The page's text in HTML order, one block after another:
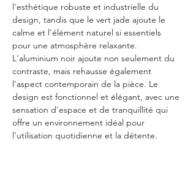
l'esthétique robuste et industrielle du
design, tandis que le vert jade ajoute le
calme et l'élément naturel si essentiels
pour une atmosphère relaxante.
L'aluminium noir ajoute non seulement du
contraste, mais rehausse également
l'aspect contemporain de la pièce. Le
design est fonctionnel et élégant, avec une
sensation d'espace et de tranquillité qui
offre un environnement idéal pour
l'utilisation quotidienne et la détente.